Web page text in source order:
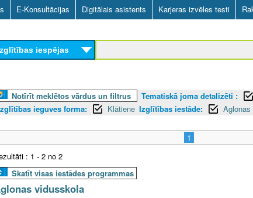
Skip
to
main
content
E-Konsultācijas Digitālais asistents Karjeras izvēles testi
iespējas
Notīrīt meklētos vārdus un filtrus Tematiskā joma detalizēti :
ieguves forma:
Klātiene Izglītības iestāde:
1
: 1 - 2 no 2
Skatīt visas iestādes programmas
vidusskola